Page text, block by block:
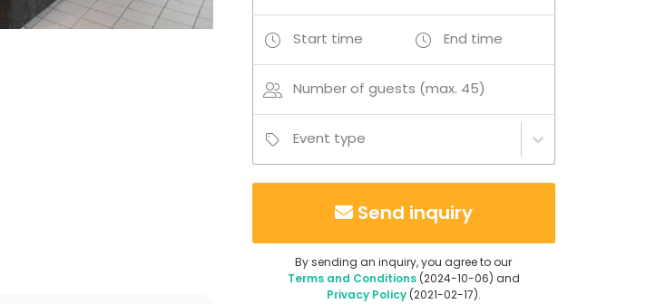
Start time End time
Number of guests (max. 45)
Event type
Send inquiry
By sending an inquiry, you agree to our
Terms and Conditions(2024-10-06) and
Privacy Policy(2021-02-17).